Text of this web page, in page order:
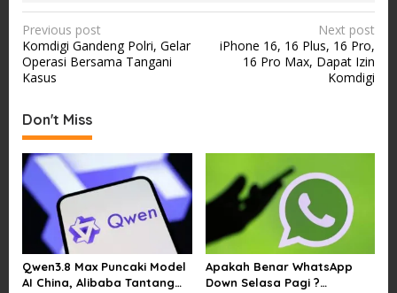
P
o
s
n
a
v
i
a
t
Previous post
Komdigi Gandeng Polri, Gelar
Operasi Bersama Tangani
Kasus
Next post
iPhone 16, 16 Plus, 16 Pro,
16 Pro Max, Dapat Izin
Komdigi
Don't Miss
Qwen3.8 Max Puncaki Model
AI China, Alibaba Tantang
Apakah Benar WhatsApp
Down Selasa Pagi ?